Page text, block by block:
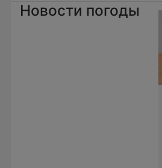
Новости погоды